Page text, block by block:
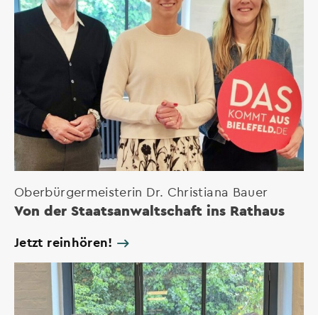
Oberbürgermeisterin Dr. Christiana Bauer
Von der Staatsanwaltschaft ins Rathaus
Jetzt reinhören!